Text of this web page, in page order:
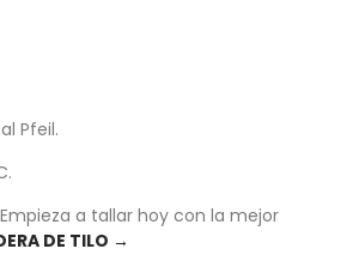
Pfeil.
a tallar hoy con la mejor
DE TILO →